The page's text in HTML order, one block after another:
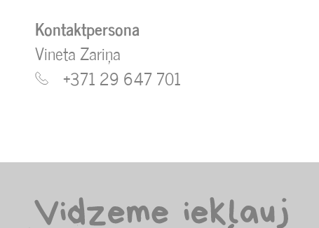
Kontaktpersona
Vineta Zariņa
+371 29 647 701